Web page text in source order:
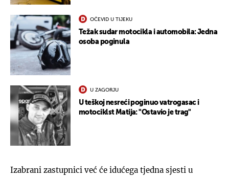
OČEVID U TIJEKU
Težak sudar motocikla i automobila: Jedna
osoba poginula
U ZAGORJU
U teškoj nesreći poginuo vatrogasac i
motociklst Matija: "Ostavio je trag"
Izabrani zastupnici već će idućega tjedna sjesti u